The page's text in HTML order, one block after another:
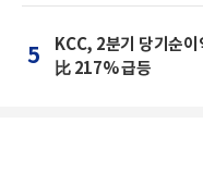
5
KCC, 2분기 당기순
比 217% 급등